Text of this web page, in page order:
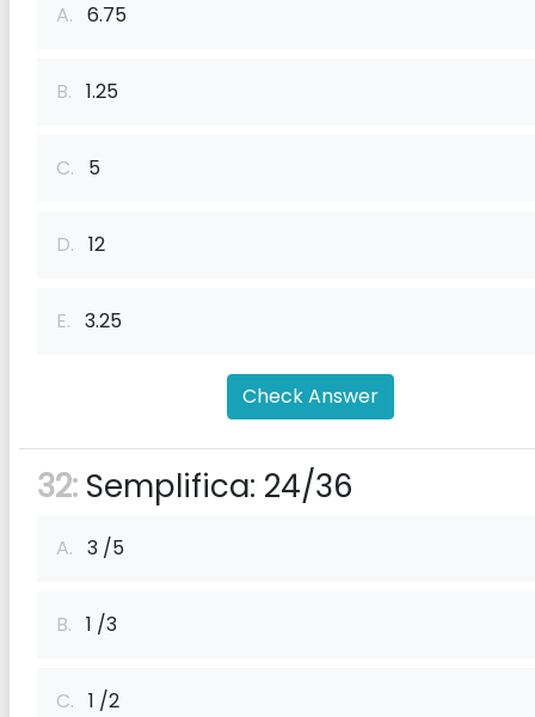
A. 6.75
B. 1.25
C. 5
D. 12
E. 3.25
Check Answer
32: Semplifica: 24/36
A. 3 /5
B. 1 /3
C. 1 /2